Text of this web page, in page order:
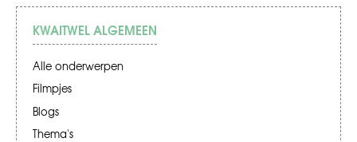
KWAITWEL ALGEMEEN
Alle onderwerpen
Filmpjes
Blogs
Thema's